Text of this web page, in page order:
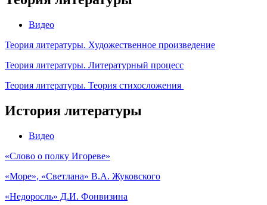
Видео
Теория литературы. Художественное произведение
Теория литературы. Литературный процесс
Теория литературы. Теория стихосложения
История литературы
Видео
«Слово о полку Игореве»
«Море», «Светлана» В.А. Жуковского
«Недоросль» Д.И. Фонвизина